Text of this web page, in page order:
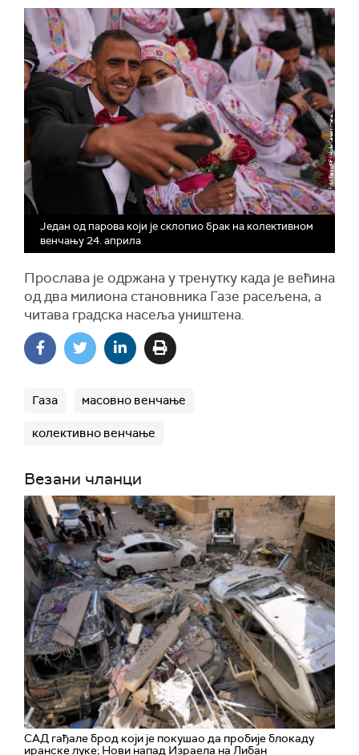
Један од парова који је склопио брак на колективном
венчању 24. априла
Прослава је одржана у тренутку када је већина
од два милиона становника Газе расељена, а
читава градска насеља уништена.
Газа масовно венчање
колективно венчање
Везани чланци
САД гађале брод који је покушао да пробије блокаду
иранске луке; Нови напад Израела на Либан